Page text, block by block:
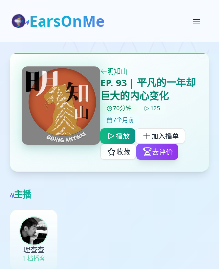
EarsOnMe
明知山
EP. 93 | 平凡的一年却
巨大的内心变化
70分钟
125
7个月前
播放
加入播单
收藏
去评价
主播
理查查
1 档播客
✕
打分
鼠标下留人
最长200字
✕
删除确认
取消 确认删除
✕
加入播单